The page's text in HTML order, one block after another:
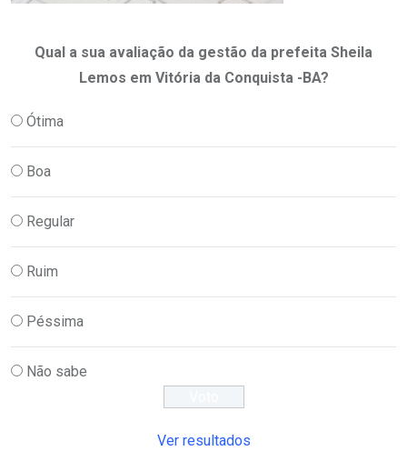
Qual a sua avaliação da gestão da prefeita Sheila
Lemos em Vitória da Conquista -BA?
Ótima
Boa
Regular
Ruim
Péssima
Não sabe
Ver resultados